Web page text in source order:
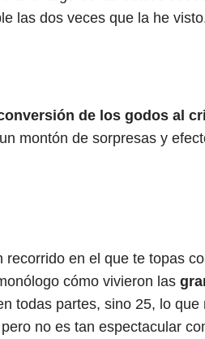
las dos veces que la he
de los godos al
montón de sorpresas y
en el que te topas
cómo vivieron las
todas partes, sino 25, lo
no es tan espectacular